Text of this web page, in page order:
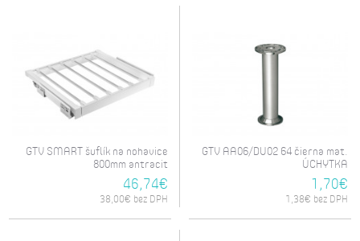
GTV SMART šuflík na nohavice
800mm antracit
46,74€
38,00€ bez DPH
GTV AA06/DU02 64 čierna mat.
ÚCHYTKA
1,70€
1,38€ bez DPH